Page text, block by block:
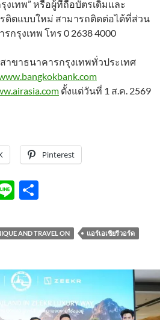
งเทพ” หรือผู้ที่ถือบัตรเดิมและ
รดิตแบบใหม่ สามารถติดต่อได้ที่ส่วน
กรุงเทพ โทร 0 2638 4000
าขาธนาคารกรุงเทพทั่วประเทศ
ตั้งแต่วันที่ 1 ส.ค. 2569
Pinterest
Li
e ar
AND TRAVEL ON แอร์เอเชียรีวอร์ด